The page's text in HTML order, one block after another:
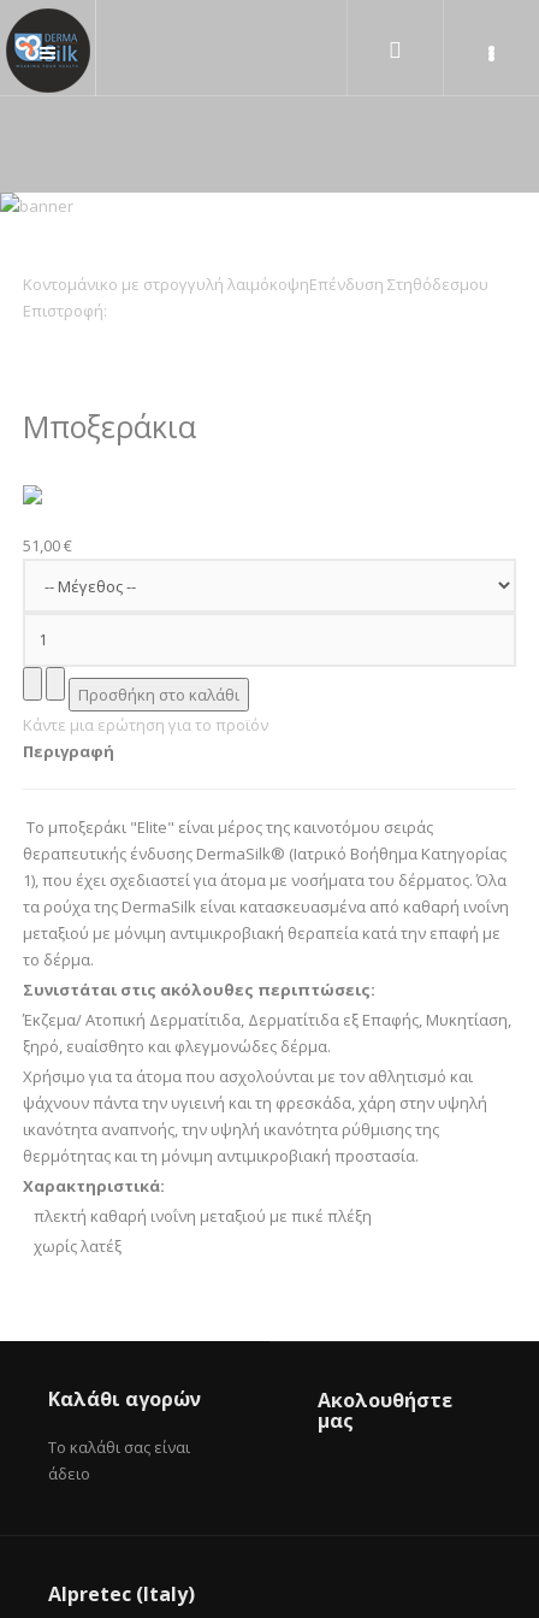
Κοντομάνικο με στρογγυλή λαιμόκοψηΕπένδυση Στηθόδεσμου
Επιστροφή:
Μποξεράκια
51,00 €
Κάντε μια ερώτηση για το προϊόν
Περιγραφή
Το μποξεράκι "Elite" είναι μέρος της καινοτόμου σειράς
θεραπευτικής ένδυσης DermaSilk® (Ιατρικό Βοήθημα Κατηγορίας
1), που έχει σχεδιαστεί για άτομα με νοσήματα του δέρματος. Όλα
τα ρούχα της DermaSilk είναι κατασκευασμένα από καθαρή ινοΐνη
μεταξιού με μόνιμη αντιμικροβιακή θεραπεία κατά την επαφή με
το δέρμα.
Συνιστάται στις ακόλουθες περιπτώσεις:
Έκζεμα/ Ατοπική Δερματίτιδα, Δερματίτιδα εξ Επαφής, Μυκητίαση,
ξηρό, ευαίσθητο και φλεγμονώδες δέρμα.
Χρήσιμο για τα άτομα που ασχολούνται με τον αθλητισμό και
ψάχνουν πάντα την υγιεινή και τη φρεσκάδα, χάρη στην υψηλή
ικανότητα αναπνοής, την υψηλή ικανότητα ρύθμισης της
θερμότητας και τη μόνιμη αντιμικροβιακή προστασία.
Χαρακτηριστικά:
πλεκτή καθαρή ινοΐνη μεταξιού με πικέ πλέξη
χωρίς λατέξ
Καλάθι αγορών
Το καλάθι σας είναι
άδειο
Ακολουθήστε
μας
Alpretec (Italy)